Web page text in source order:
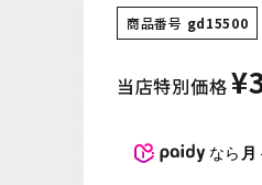
商品番号 gd15500
当店特別価格¥
なら